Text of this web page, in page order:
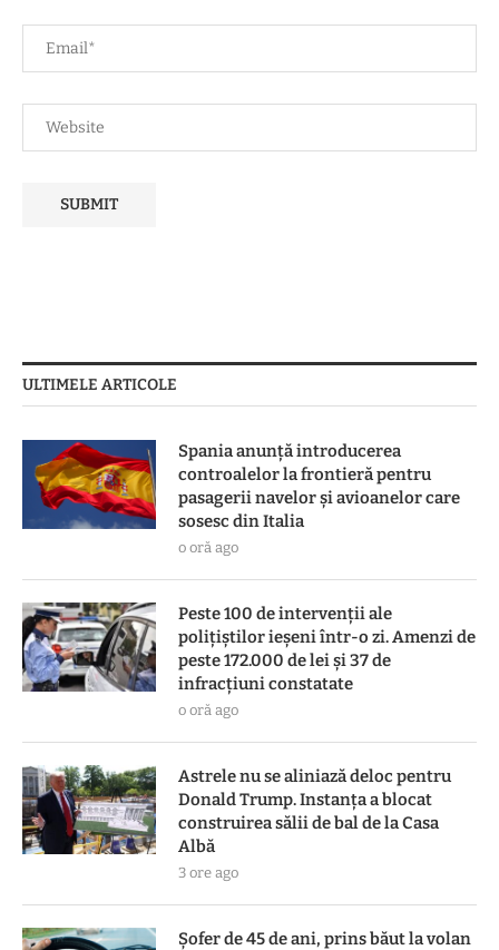
ULTIMELE ARTICOLE
Spania anunță introducerea
controalelor la frontieră pentru
pasagerii navelor și avioanelor care
sosesc din Italia
o oră ago
Peste 100 de intervenții ale
polițiștilor ieșeni într-o zi. Amenzi de
peste 172.000 de lei și 37 de
infracțiuni constatate
o oră ago
Astrele nu se aliniază deloc pentru
Donald Trump. Instanța a blocat
construirea sălii de bal de la Casa
Albă
3 ore ago
Șofer de 45 de ani, prins băut la volan